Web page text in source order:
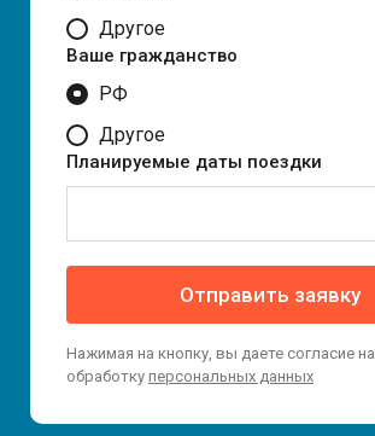
Другое
Ваше гражданство
РФ
Другое
Планируемые даты поездки
Отправить заявку
Нажимая на кнопку, вы даете согласие на
обработку персональных данных